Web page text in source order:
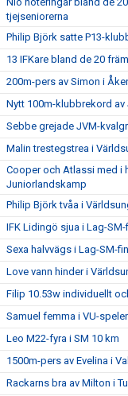
tjejseniorerna
Philip Björk satte P13-
13 IFKare bland de 20
200m-pers av Simon i
Nytt 100m-klubbrekord av
Sebbe grejade JVM-
Malin trestegstrea i
Cooper och Atlassi med i
Juniorlandskamp
Philip Björk tvåa i
IFK Lidingö sjua i Lag-SM-
Sexa halvvägs i Lag-SM-
Love vann hinder i
Filip 10.53w individuellt
Samuel femma i VU-
Leo M22-fyra i SM 10 km
1500m-pers av Evelina i
Rackarns bra av Milton i